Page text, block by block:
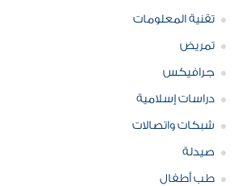
تقنية المعلومات
تمريض
جرافيكس
دراسات إسلامية
شبكات واتصالات
صيدلة
طب أطفال